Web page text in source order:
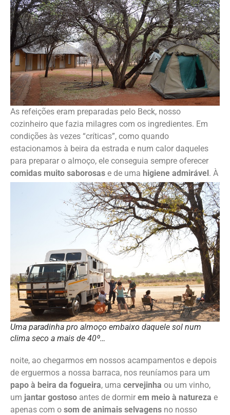
As refeições eram preparadas pelo Beck, nosso
cozinheiro que fazia milagres com os ingredientes. Em
condições às vezes “críticas”, como quando
estacionamos à beira da estrada e num calor daqueles
para preparar o almoço, ele conseguia sempre oferecer
comidas muito saborosas e de uma higiene admirável .
Uma paradinha pro almoço embaixo daquele sol num
clima seco a mais de 40º…
À
noite, ao chegarmos em nossos acampamentos e depois
de erguermos a nossa barraca, nos reuníamos para um
papo à beira da fogueira, uma cervejinha ou um vinho,
um jantar gostoso antes de dormir em meio à natureza e
apenas com o som de animais selvagens no nosso